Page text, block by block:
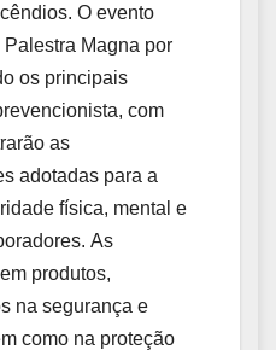
O evento
Magna por
os principais
com
as
adotadas para a
física, mental e
As
produtos,
na segurança e
como na proteção